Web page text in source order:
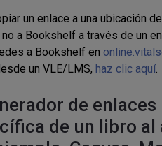
un enlace a una ubicación
a Bookshelf a través de un
a Bookshelf en
un VLE/LMS, haz clic aquí.
de
de un libro